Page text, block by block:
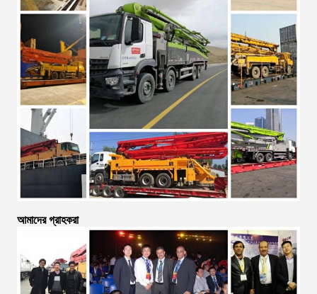
আমাদের গ্রাহকরা